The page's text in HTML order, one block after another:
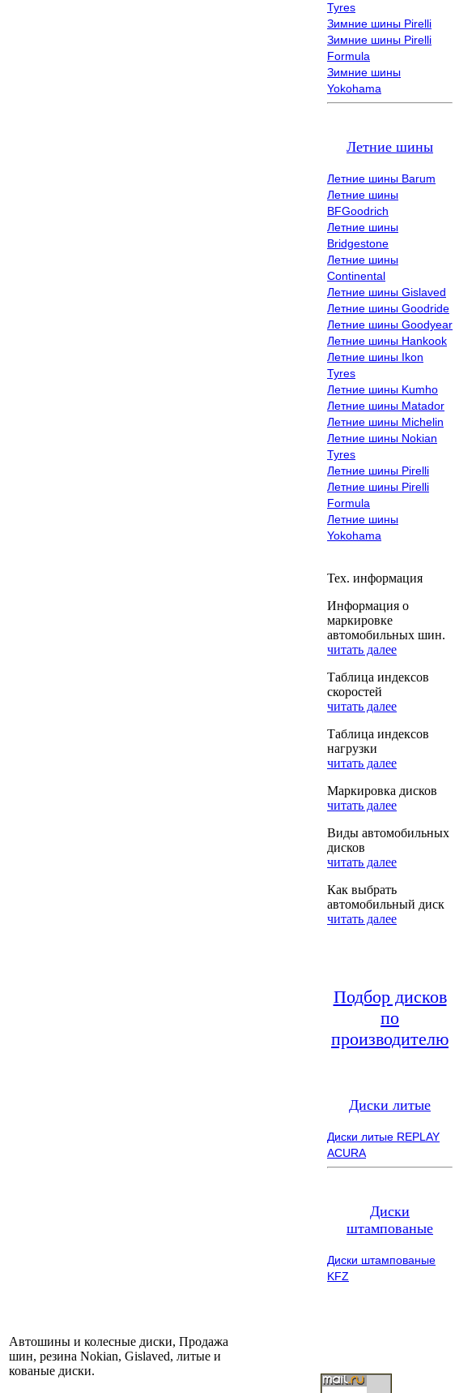
Tyres
Зимние шины Pirelli
Зимние шины Pirelli
Formula
Зимние шины
Yokohama
Летние шины
Летние шины Barum
Летние шины
BFGoodrich
Летние шины
Bridgestone
Летние шины
Continental
Летние шины Gislaved
Летние шины Goodride
Летние шины Goodyear
Летние шины Hankook
Летние шины Ikon
Tyres
Летние шины Kumho
Летние шины Matador
Летние шины Michelin
Летние шины Nokian
Tyres
Летние шины Pirelli
Летние шины Pirelli
Formula
Летние шины
Yokohama
Тех. информация
Информация о
маркировке
автомобильных шин.
читать далее
Таблица индексов
скоростей
читать далее
Таблица индексов
нагрузки
читать далее
Маркировка дисков
читать далее
Виды автомобильных
дисков
читать далее
Как выбрать
автомобильный диск
читать далее
Подбор дисков
по
производителю
Диски литые
Диски литые REPLAY
ACURA
Диски
штампованые
Диски штампованые
KFZ
Автошины и колесные диски, Продажа
шин, резина Nokian, Gislaved, литые и
кованые диски.